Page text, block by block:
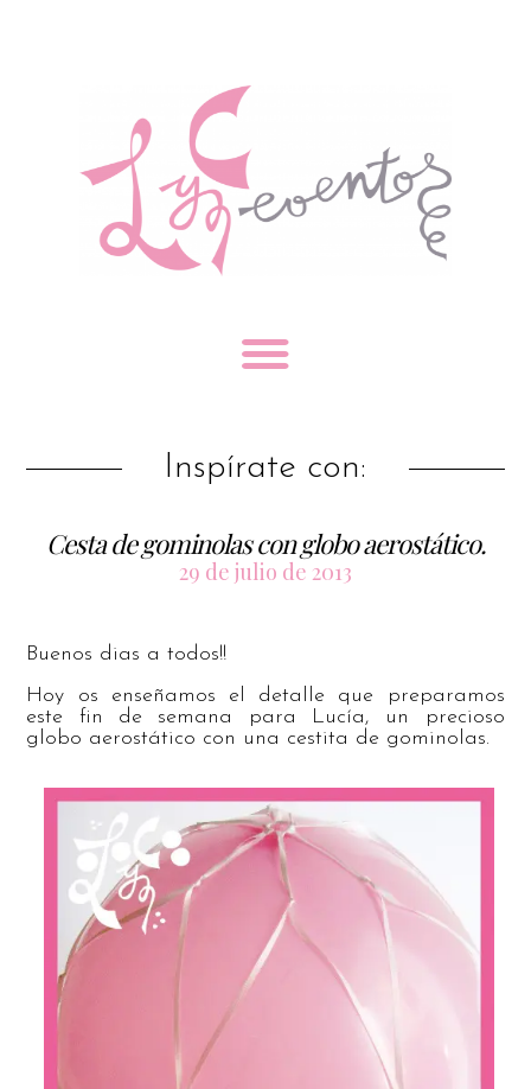
Inspírate con:
Cesta de gominolas con globo aerostático.
29 de julio de 2013
Buenos dias a todos!!
Hoy os enseñamos el detalle que preparamos
este fin de semana para Lucía, un precioso
globo aerostático con una cestita de gominolas.